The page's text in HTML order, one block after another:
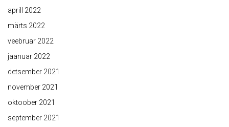
aprill 2022
märts 2022
veebruar 2022
jaanuar 2022
detsember 2021
november 2021
oktoober 2021
september 2021